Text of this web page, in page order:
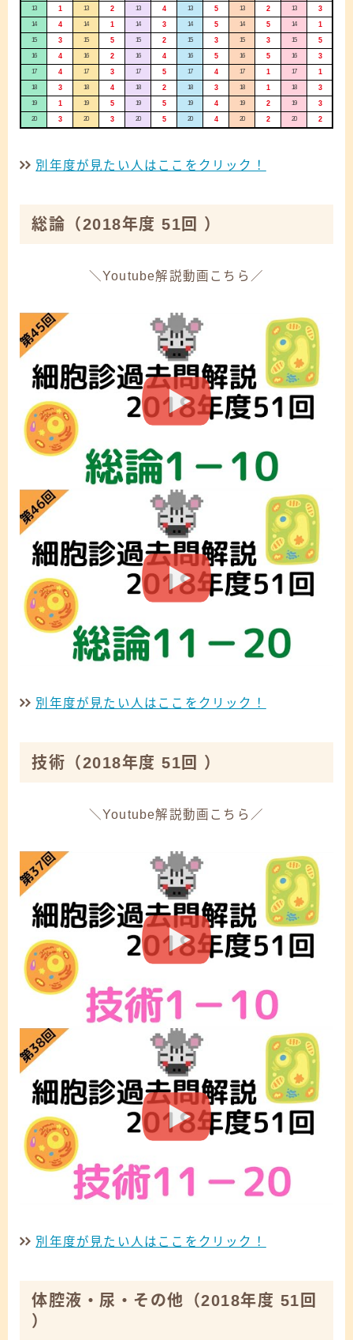
13 1 13 2 13 4 13 5 13 2 13 3
14 4 14 1 14 3 14 5 14 5 14 1
15 3 15 5 15 2 15 3 15 3 15 5
16 4 16 2 16 4 16 5 16 5 16 3
17 4 17 3 17 5 17 4 17 1 17 1
18 3 18 4 18 2 18 3 18 1 18 3
19 1 19 5 19 5 19 4 19 2 19 3
20 3 20 3 20 5 20 4 20 2 20 2
別年度が見たい人はここをクリック！
総論 （2018年度 51回 ）
＼Youtube解説動画こちら／
別年度が見たい人はここをクリック！
技術 （2018年度 51回 ）
＼Youtube解説動画こちら／
別年度が見たい人はここをクリック！
体腔液・尿・その他 （2018年度 51回
）